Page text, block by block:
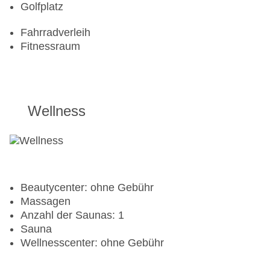
Golfplatz
Fahrradverleih
Fitnessraum
Wellness
Beautycenter: ohne Gebühr
Massagen
Anzahl der Saunas: 1
Sauna
Wellnesscenter: ohne Gebühr